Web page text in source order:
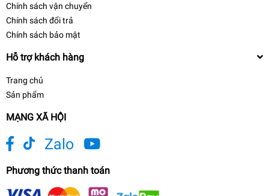
Chính sách vận chuyển
Chính sách đổi trả
Chính sách bảo mật
Hỗ trợ khách hàng
Trang chủ
Sản phẩm
MẠNG XÃ HỘI
Zalo
Phương thức thanh toán